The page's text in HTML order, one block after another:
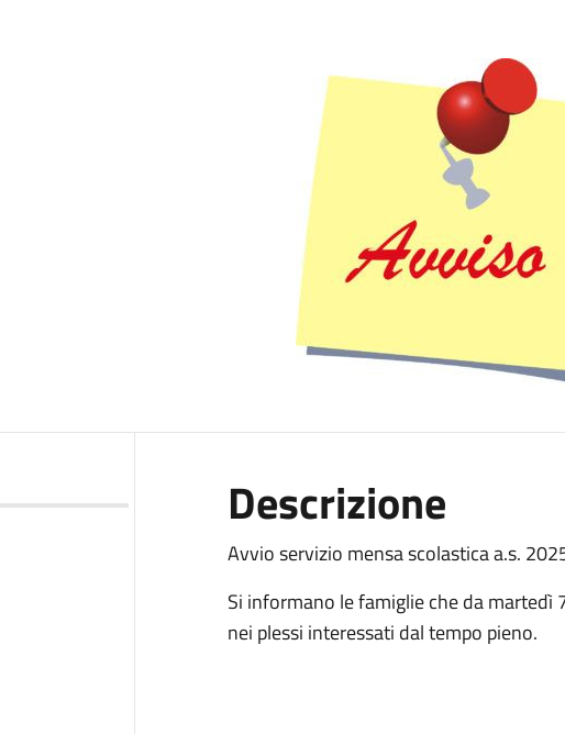
Descrizione
Avvio servizio mensa scolastica a.s.
Si informano le famiglie che da
nei plessi interessati dal tempo pieno.